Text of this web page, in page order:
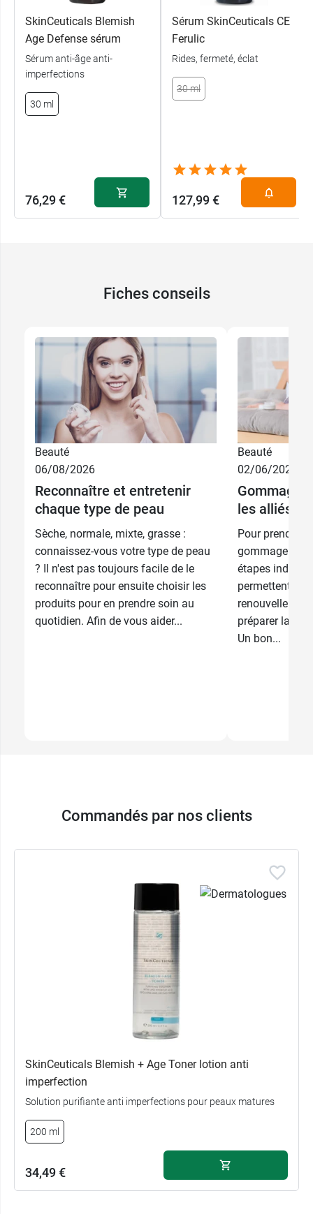
SkinCeuticals Blemish
Age Defense sérum
Sérum anti-âge anti-
imperfections
30 ml
76,29 €
Sérum SkinCeuticals CE
Ferulic
Rides, fermeté, éclat
30 ml
127,99 €
Fiches conseils
Beauté
06/08/2026
Reconnaître et entretenir
chaque type de peau
Sèche, normale, mixte, grasse :
connaissez-vous votre type de peau
? Il n'est pas toujours facile de le
reconnaître pour ensuite choisir les
produits pour en prendre soin au
quotidien. Afin de vous aider...
Beauté
02/06/2026
Gommage
les alliés
Pour prendre
gommage et
étapes
permettent
préparer la
Un bon...
Commandés par nos clients
SkinCeuticals Blemish + Age Toner lotion anti
imperfection
Solution purifiante anti imperfections pour peaux matures
200 ml
34,49 €